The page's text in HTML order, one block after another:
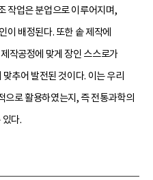
작업은 분업으로 이루어지며,
이 배정된다. 또한 솥 제작에
작공정에 맞게 장인 스스로가
추어 발전된 것이다. 이는 우리
으로 활용하였는지, 즉 전통과학의
다.